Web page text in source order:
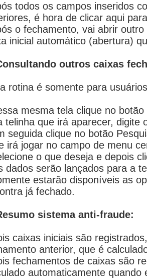
todos os campos inseridos
é hora de clicar aqui
o fechamento, vai abrir
inicial automático (abertura)
outros caixas
rotina é somente para
mesma tela clique no botão
telinha que irá aparecer, digite
seguida clique no botão
irá jogar no campo de menu
o que deseja e depois
dados serão lançados para a
estarão disponíveis as
já fechado.
sistema anti-fraude:
caixas iniciais são
anterior, que é
fechamentos de caixas são
automaticamente